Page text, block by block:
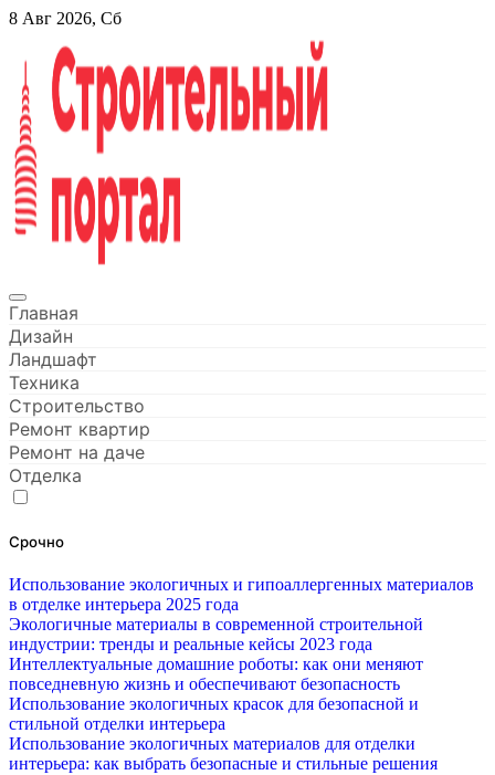
Перейти
содержанию
8 Авг 2026, Сб
Строительный портал
Главная
Дизайн
Ландшафт
Техника
Строительство
Ремонт квартир
Ремонт на даче
Отделка
Срочно
Использование экологичных и гипоаллергенных материалов
в отделке интерьера 2025 года
Экологичные материалы в современной строительной
индустрии: тренды и реальные кейсы 2023 года
Интеллектуальные домашние роботы: как они меняют
повседневную жизнь и обеспечивают безопасность
Использование экологичных красок для безопасной и
стильной отделки интерьера
Использование экологичных материалов для отделки
интерьера: как выбрать безопасные и стильные решения